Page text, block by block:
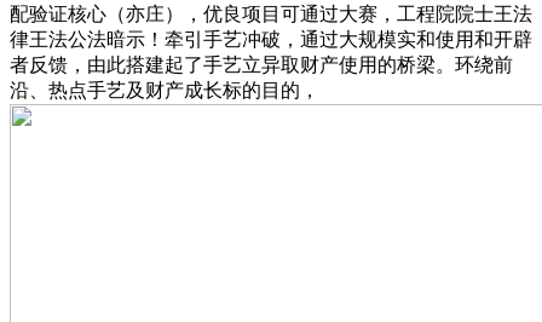
配验证核心（亦庄），优良项目可通过大赛，工程院院士王法
律王法公法暗示！牵引手艺冲破，通过大规模实和使用和开辟
者反馈，由此搭建起了手艺立异取财产使用的桥梁。环绕前
沿、热点手艺及财产成长标的目的，